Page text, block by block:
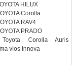
HILUX
Corolla
RAV4
PRADO
Toyota Corolla Auris
vios Innova